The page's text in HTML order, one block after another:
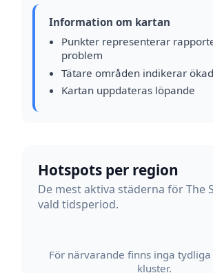
Information om kartan
Punkter representerar
problem
Tätare områden indikerar
Kartan uppdateras löpande
Hotspots per region
De mest aktiva städerna för The
vald tidsperiod.
För närvarande finns inga
kluster.